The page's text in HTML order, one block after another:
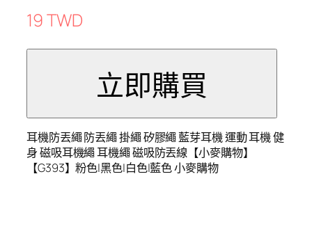
19 TWD
耳機防丟繩 防丟繩 掛繩 矽膠繩 藍芽耳機 運動 耳機 健
身 磁吸耳機繩 耳機繩 磁吸防丟線【小麥購物】
【G393】粉色|黑色|白色|藍色 小麥購物